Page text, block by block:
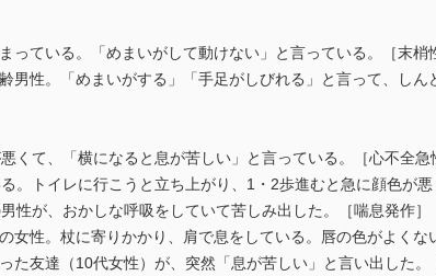
っている。「めまいがして動けない」と言っている。［末梢
男性。「めまいがする」「手足がしびれる」と言って、しん
くて、「横になると息が苦しい」と言っている。［⼼不全急
。トイレに行こうと立ち上がり、1・2歩進むと急に顔色が
性が、おかしな呼吸をしていて苦しみ出した。［喘息発作］
女性。杖に寄りかかり、肩で息をしている。唇の色がよくな
た友達（10代女性）が、突然「息が苦しい」と言い出した。